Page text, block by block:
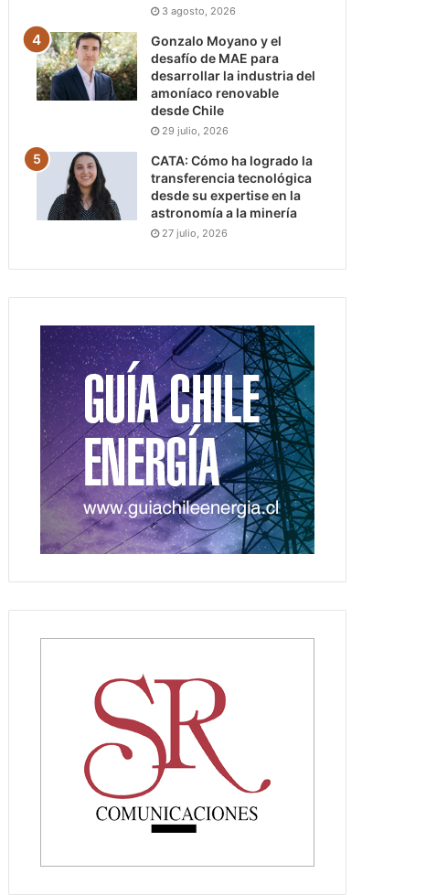
3 agosto, 2026
Gonzalo Moyano y el
desafío de MAE para
desarrollar la industria del
amoníaco renovable
desde Chile
29 julio, 2026
CATA: Cómo ha logrado la
transferencia tecnológica
desde su expertise en la
astronomía a la minería
27 julio, 2026